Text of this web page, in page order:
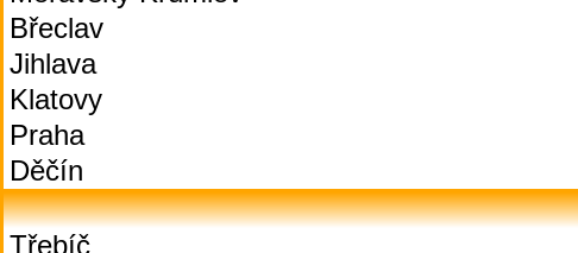
Břeclav
Jihlava
Klatovy
Praha
Děčín
Třebíč